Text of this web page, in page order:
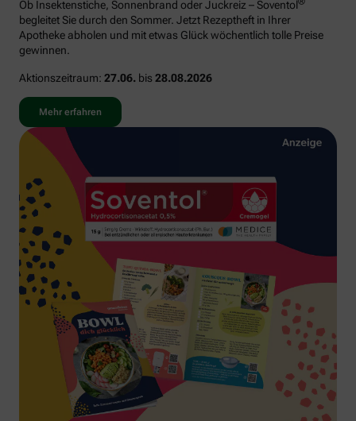
Ob Insektenstiche, Sonnenbrand oder Juckreiz – Soventol
begleitet Sie durch den Sommer. Jetzt Rezeptheft in Ihrer
Apotheke abholen und mit etwas Glück wöchentlich tolle Preise
gewinnen.
Aktionszeitraum: 27.06. bis 28.08.2026
Mehr erfahren